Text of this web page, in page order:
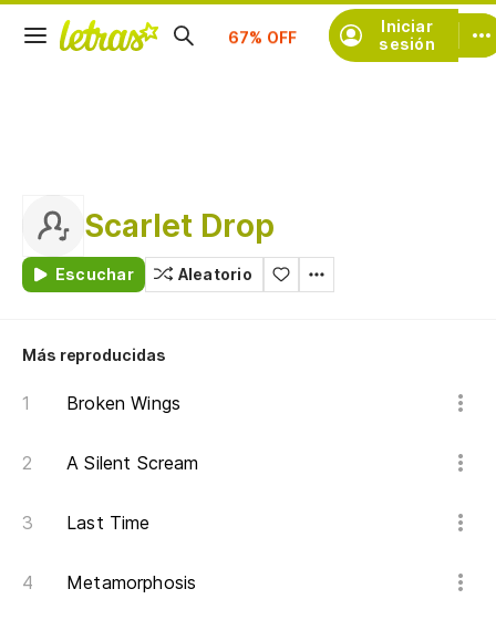
Iniciar
sesión
Suscríbete
Scarlet Drop
Escuchar Aleatorio
Más reproducidas
Broken Wings
A Silent Scream
Last Time
Metamorphosis